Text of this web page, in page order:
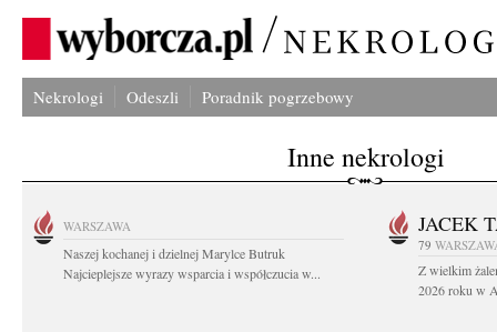
Nekrologi Odeszli Poradnik pogrzebowy
Inne nekrologi
WARSZAWA
Naszej kochanej i dzielnej Marylce Butruk
Najcieplejsze wyrazy wsparcia i współczucia w...
JACEK
79
Z wielkim
2026 roku w